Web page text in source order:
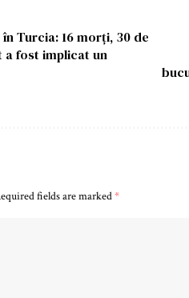
Turcia: 16 morți, 30 de
fost implicat un
fields are marked*